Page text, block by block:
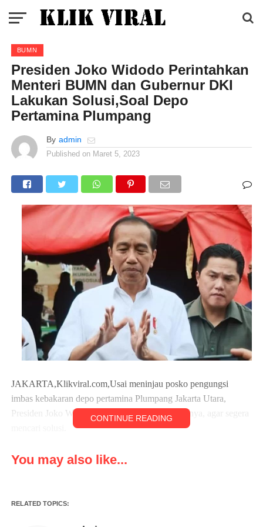
BUMN
Presiden Joko Widodo Perintahkan
Menteri BUMN dan Gubernur DKI
Lakukan Solusi,Soal Depo
Pertamina Plumpang
By admin
Published on Maret 5, 2023
JAKARTA,Klikviral.com,Usai meninjau posko pengungsi
imbas kebakaran depo pertamina Plumpang Jakarta Utara,
Presiden Joko Widodo menginstruksikan jajarannya, agar segera
Presiden Joko Widodo kepada awak media mengatakan sudah
memerintahkan Menteri BUMN dan Gubernur DKI untuk
Plumpang dalah zona berbahaya, tidak bisa jadi tempat tinggal,
CONTINUE READING
You may also like...
RELATED TOPICS: